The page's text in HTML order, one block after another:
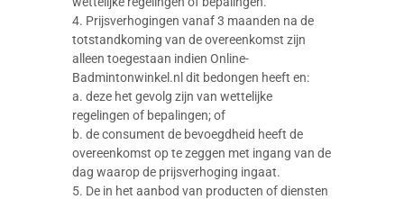
4. Prijsverhogingen vanaf 3 maanden na de
totstandkoming van de overeenkomst zijn
alleen toegestaan indien Online-
Badmintonwinkel.nl dit bedongen heeft en:
a. deze het gevolg zijn van wettelijke
regelingen of bepalingen; of
b. de consument de bevoegdheid heeft de
overeenkomst op te zeggen met ingang van de
dag waarop de prijsverhoging ingaat.
5. De in het aanbod van producten of diensten